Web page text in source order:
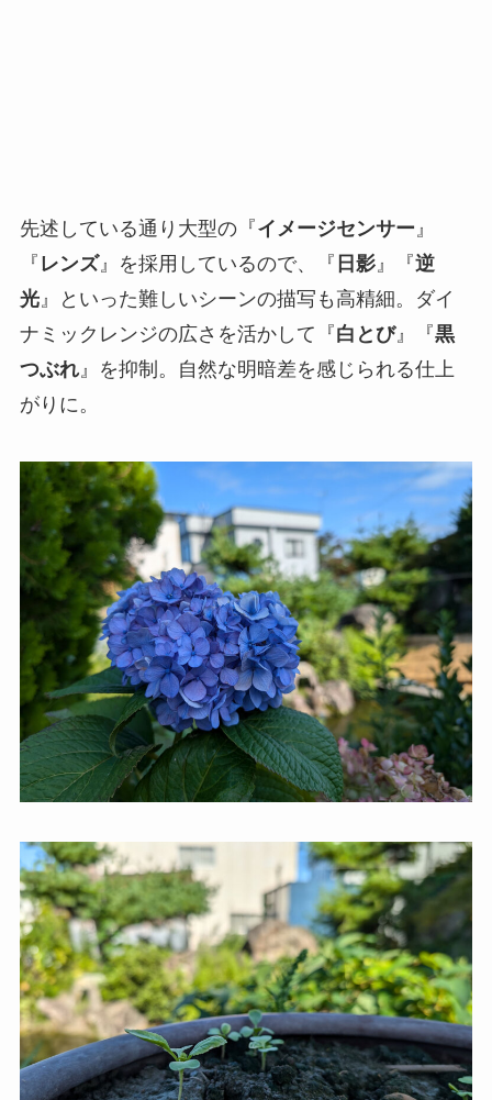
先述している通り大型の『イメージセンサー 』
『 レンズ』を採用しているので、『 日影』『逆
光』といった難しいシーンの描写も高精細。ダイ
ナミックレンジの広さを活かして『白とび』『黒
つぶれ』を抑制。自然な明暗差を感じられる仕上
がりに。